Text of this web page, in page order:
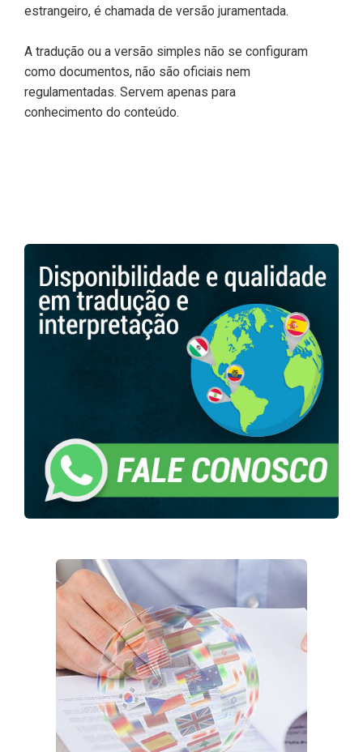
estrangeiro, é chamada de versão juramentada.
A tradução ou a versão simples não se configuram
como documentos, não são oficiais nem
regulamentadas. Servem apenas para
conhecimento do conteúdo.